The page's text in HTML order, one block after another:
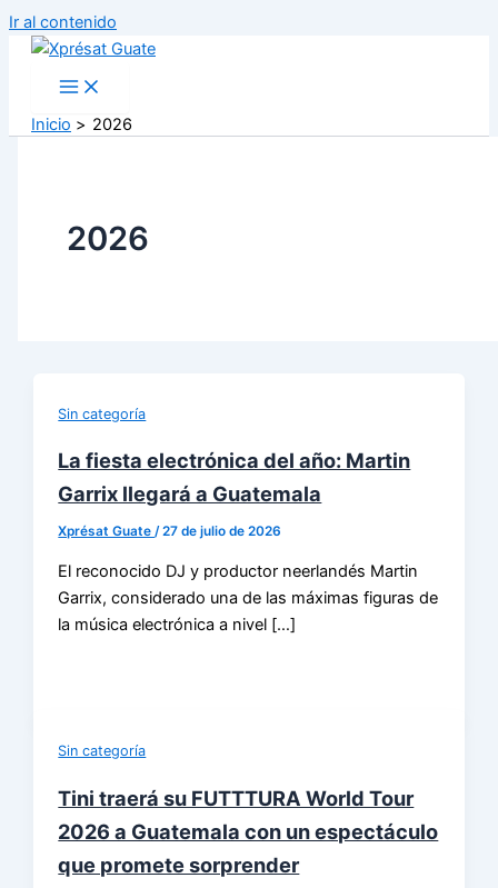
Ir al contenido
Inicio 2026
2026
Sin categoría
La fiesta electrónica del año: Martin
Garrix llegará a Guatemala
Xprésat Guate/27 de julio de 2026
El reconocido DJ y productor neerlandés Martin
Garrix, considerado una de las máximas figuras de
la música electrónica a nivel […]
Sin categoría
Tini traerá su FUTTTURA World Tour
2026 a Guatemala con un espectáculo
que promete sorprender